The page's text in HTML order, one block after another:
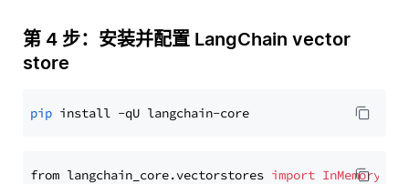
第 4 步：安装并配置 LangChain vector
store
pip
from langchain_core.vectorstores import